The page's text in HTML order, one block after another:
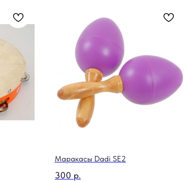
Маракасы Dadi SE2
300 р.